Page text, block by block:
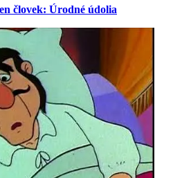
človek: Úrodné údolia